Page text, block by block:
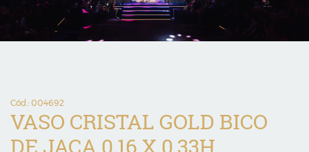
Cód.: 004692
VASO CRISTAL GOLD BICO
DE JACA 0,16 X 0,33H